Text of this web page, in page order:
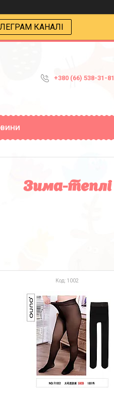
КАНАЛІ
+380 (66) 538-31-81
Зима-теплі
1002